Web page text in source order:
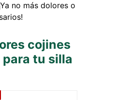
no más dolores o
cojines
tu silla